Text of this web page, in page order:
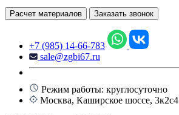
Расчет материалов Заказать звонок
+7 (985) 14-66-783
sale@zgbi67.ru
Режим работы: круглосуточно
Москва, Каширское шоссе, 3к2с4